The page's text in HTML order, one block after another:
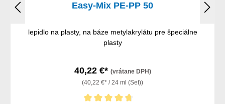
Easy-Mix PE-PP 50
lepidlo na plasty, na báze metylakrylátu pre špeciálne
plasty
40,22 €* (vrátane DPH)
(40,22 €* / 24 ml (Set))